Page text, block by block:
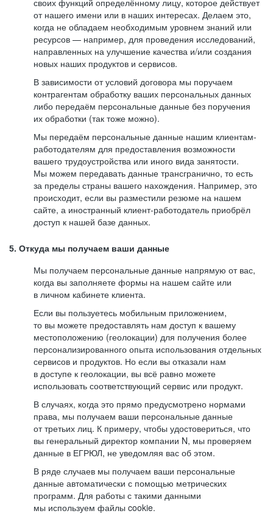
своих функций определённому лицу, которое действует
от нашего имени или в наших интересах. Делаем это,
когда не обладаем необходимым уровнем знаний или
ресурсов — например, для проведения исследований,
направленных на улучшение качества и/или создания
новых наших продуктов и сервисов.
В зависимости от условий договора мы поручаем
контрагентам обработку ваших персональных данных
либо передаём персональные данные без поручения
их обработки (так тоже можно).
Мы передаём персональные данные нашим клиентам-
работодателям для предоставления возможности
вашего трудоустройства или иного вида занятости.
Мы можем передавать данные трансгранично, то есть
за пределы страны вашего нахождения. Например, это
происходит, если вы разместили резюме на нашем
сайте, а иностранный клиент-работодатель приобрёл
доступ к нашей базе данных.
5. Откуда мы получаем ваши данные
Мы получаем персональные данные напрямую от вас,
когда вы заполняете формы на нашем сайте или
в личном кабинете клиента.
Если вы пользуетесь мобильным приложением,
то вы можете предоставлять нам доступ к вашему
местоположению (геолокации) для получения более
персонализированного опыта использования отдельных
сервисов и продуктов. Но если вы отказали нам
в доступе к геолокации, вы всё равно можете
использовать соответствующий сервис или продукт.
В случаях, когда это прямо предусмотрено нормами
права, мы получаем ваши персональные данные
от третьих лиц. К примеру, чтобы удостовериться, что
вы генеральный директор компании N, мы проверяем
данные в ЕГРЮЛ, не уведомляя вас об этом.
В ряде случаев мы получаем ваши персональные
данные автоматически с помощью метрических
программ. Для работы с такими данными
мы используем файлы cookie.